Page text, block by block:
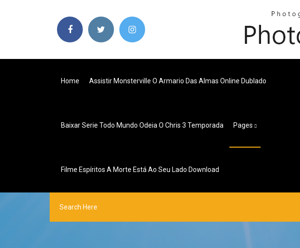
Home Assistir Monsterville O Armario Das Almas Online Dublado
Baixar Serie Todo Mundo Odeia O Chris 3 Temporada Pages
Filme Espíritos A Morte Está Ao Seu Lado Download